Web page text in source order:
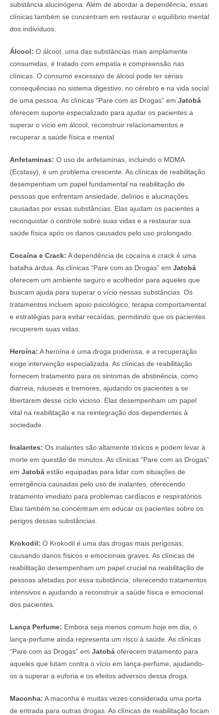
substância alucinógena. Além de abordar a dependência, essas
clínicas também se concentram em restaurar o equilíbrio mental
dos indivíduos.
Álcool: O álcool, uma das substâncias mais amplamente
consumidas, é tratado com empatia e compreensão nas
clínicas. O consumo excessivo de álcool pode ter sérias
consequências no sistema digestivo, no cérebro e na vida social
de uma pessoa. As clínicas “Pare com as Drogas” em Jatobá
oferecem suporte especializado para ajudar os pacientes a
superar o vício em álcool, reconstruir relacionamentos e
recuperar a saúde física e mental.
Anfetaminas: O uso de anfetaminas, incluindo o MDMA
(Ecstasy), é um problema crescente. As clínicas de reabilitação
desempenham um papel fundamental na reabilitação de
pessoas que enfrentam ansiedade, delírios e alucinações
causadas por essas substâncias. Elas ajudam os pacientes a
reconquistar o controle sobre suas vidas e a restaurar sua
saúde física após os danos causados pelo uso prolongado.
Cocaína e Crack: A dependência de cocaína e crack é uma
batalha árdua. As clínicas “Pare com as Drogas” em Jatobá
oferecem um ambiente seguro e acolhedor para aqueles que
buscam ajuda para superar o vício nessas substâncias. Os
tratamentos incluem apoio psicológico, terapia comportamental
e estratégias para evitar recaídas, permitindo que os pacientes
recuperem suas vidas.
Heroína: A heroína é uma droga poderosa, e a recuperação
exige intervenção especializada. As clínicas de reabilitação
fornecem tratamento para os sintomas de abstinência, como
diarreia, náuseas e tremores, ajudando os pacientes a se
libertarem desse ciclo vicioso. Elas desempenham um papel
vital na reabilitação e na reintegração dos dependentes à
sociedade.
Inalantes: Os inalantes são altamente tóxicos e podem levar à
morte em questão de minutos. As clínicas “Pare com as Drogas”
em Jatobá estão equipadas para lidar com situações de
emergência causadas pelo uso de inalantes, oferecendo
tratamento imediato para problemas cardíacos e respiratórios.
Elas também se concentram em educar os pacientes sobre os
perigos dessas substâncias.
Krokodil: O Krokodil é uma das drogas mais perigosas,
causando danos físicos e emocionais graves. As clínicas de
reabilitação desempenham um papel crucial na reabilitação de
pessoas afetadas por essa substância, oferecendo tratamentos
intensivos e ajudando a reconstruir a saúde física e emocional
dos pacientes.
Lança Perfume: Embora seja menos comum hoje em dia, o
lança-perfume ainda representa um risco à saúde. As clínicas
“Pare com as Drogas” em Jatobá oferecem tratamento para
aqueles que lutam contra o vício em lança-perfume, ajudando-
os a superar a euforia e os efeitos adversos dessa droga.
Maconha: A maconha é muitas vezes considerada uma porta
de entrada para outras drogas. As clínicas de reabilitação focam